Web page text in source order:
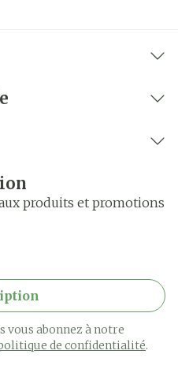
produits et promotions
vous abonnez à notre
de confidentialité.